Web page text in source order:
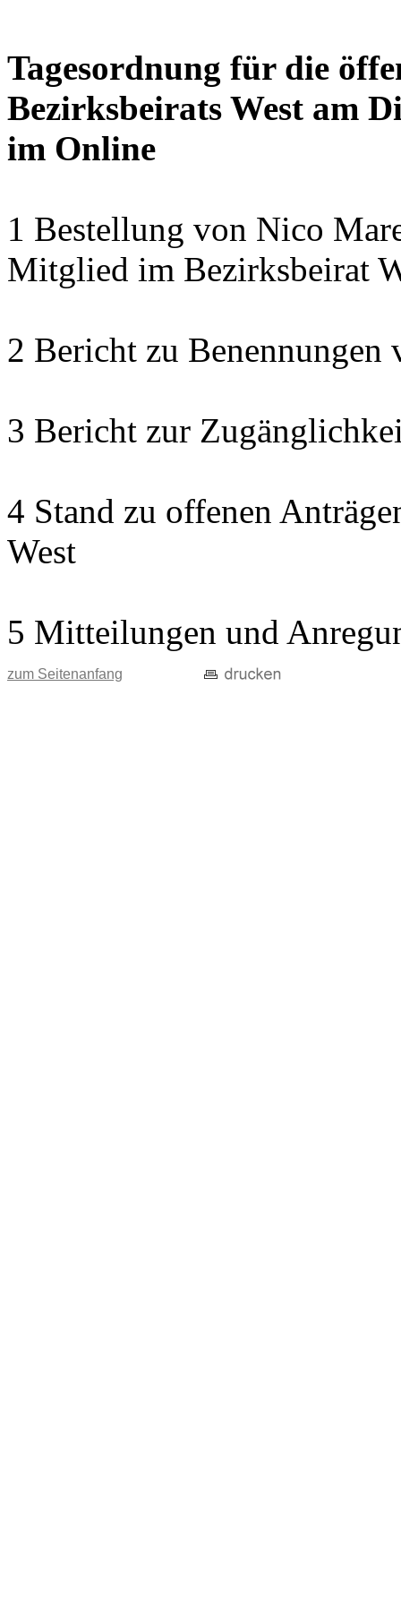
Tagesordnung für die
Bezirksbeirats West am
im Online
1 Bestellung von Nico
Mitglied im Bezirksbeirat
2 Bericht zu Benennungen
3 Bericht zur
4 Stand zu offenen
West
5 Mitteilungen und
zum Seitenanfang